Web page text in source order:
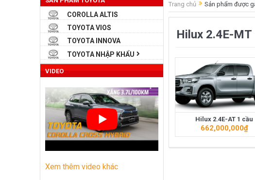
Đánh giá tổng quan về xe Toyota Veloz Cross
Những dòng xe của Toyota đang chiếm lĩnh tại thị
Toyota Việt Nam chính thức ra mắt Toyota
Toyota Raize phân khúc SUV cỡ nhỏ mới hứa hẹn
“Bật mí” những thay đổi của Toyota Land Cruiser
Những dòng xe Toyota đang phổ biến nhất trên
Lựa chọn Toyota Corolla Cross hay Mazda CX-5
Trang chủ Sản phẩm được
Hilux 2.4E-MT
Hilux 2.4E-AT 1 cầu
662,000,000₫
COROLLA ALTIS
TOYOTA VIOS
TOYOTA INNOVA
TOYOTA NHẬP KHẨU
VIDEO
Xem thêm video khác